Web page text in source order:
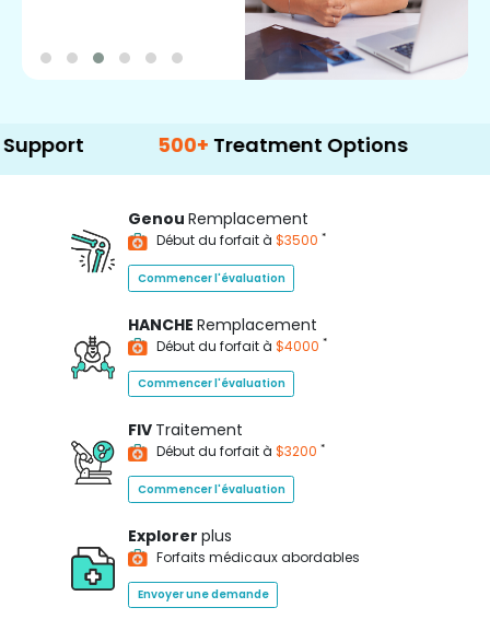
500+ Treatment Options
Genou Remplacement
Début du forfait à $3500 *
Commencer l'évaluation
HANCHE Remplacement
Début du forfait à $4000 *
Commencer l'évaluation
FIV Traitement
Début du forfait à $3200 *
Commencer l'évaluation
Explorer plus
Forfaits médicaux abordables
Envoyer une demande